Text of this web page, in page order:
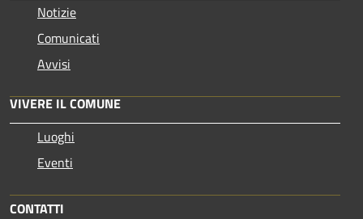
Notizie
Comunicati
Avvisi
VIVERE IL COMUNE
Luoghi
Eventi
CONTATTI